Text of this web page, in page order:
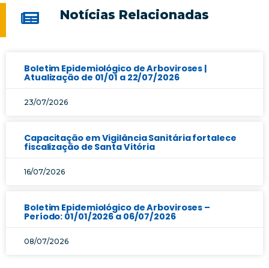
Notícias Relacionadas
Boletim Epidemiológico de Arboviroses |
Atualização de 01/01 a 22/07/2026
23/07/2026
Capacitação em Vigilância Sanitária fortalece
fiscalização de Santa Vitória
16/07/2026
Boletim Epidemiológico de Arboviroses –
Período: 01/01/2026 a 06/07/2026
08/07/2026